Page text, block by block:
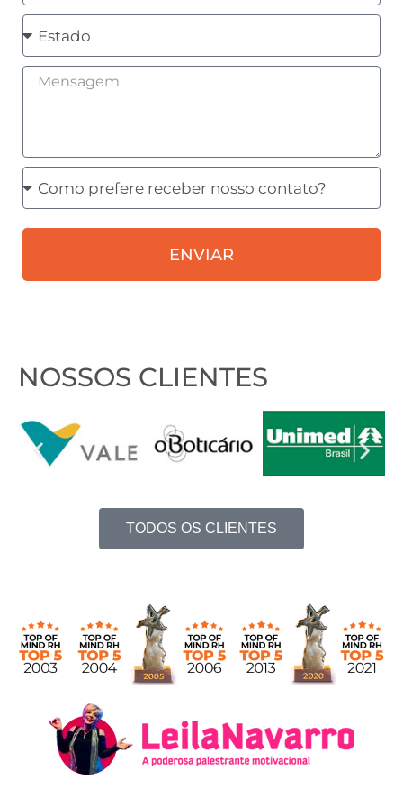
Estado
Mensagem
Como
prefere
receber
contato?
ENVIAR
NOSSOS CLIENTES
TODOS OS CLIENTES